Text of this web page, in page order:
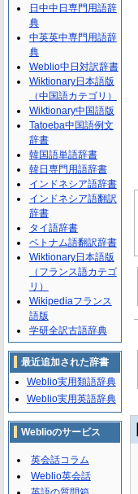
日中中日専門用語辞
典
中英英中専門用語辞
典
Weblio中日対訳辞書
Wiktionary日本語版
（中国語カテゴリ）
Wiktionary中国語版
Tatoeba中国語例文
辞書
韓国語単語辞書
韓日専門用語辞書
インドネシア語辞書
インドネシア語翻訳
辞書
タイ語辞書
ベトナム語翻訳辞書
Wiktionary日本語版
（フランス語カテゴ
リ）
Wikipediaフランス
語版
学研全訳古語辞典
最近追加された辞書
Weblio実用類語辞典
Weblio実用英語辞典
Weblioのサービス
英会話コラム
Weblio英会話